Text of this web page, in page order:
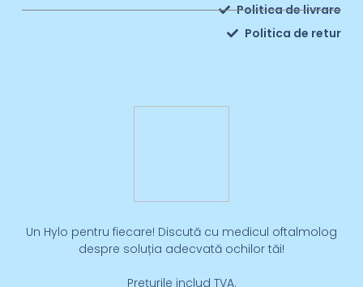
Un Hylo pentru fiecare! Discută cu medicul oftalmolog
despre soluția adecvată ochilor tăi!
Prețurile includ TVA.
Politica de livrare
Politica de retur